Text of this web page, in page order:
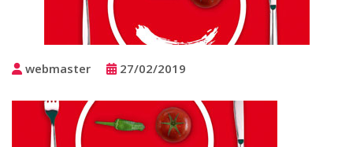
webmaster 27/02/2019